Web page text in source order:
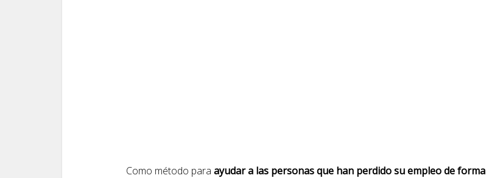
Como método para ayudar a las personas que han perdido su empleo de forma